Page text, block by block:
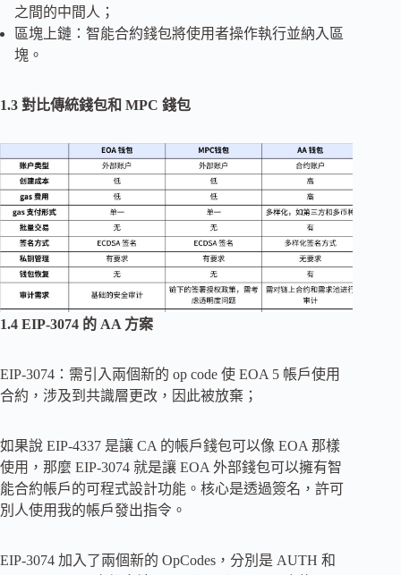
之間的中間人；
區塊上鏈：智能合約錢包將使用者操作執行並納入區
塊。
1.3 對比傳統錢包和 MPC 錢包
1.4 EIP-3074 的 AA 方案
EIP-3074：需引入兩個新的 op code 使 EOA 5 帳戶使用
合約，涉及到共識層更改，因此被放棄；
如果說 EIP-4337 是讓 CA 的帳戶錢包可以像 EOA 那樣
使用，那麼 EIP-3074 就是讓 EOA 外部錢包可以擁有智
能合約帳戶的可程式設計功能。核心是透過簽名，許可
別人使用我的帳戶發出指令。
EIP-3074 加入了兩個新的 OpCodes，分別是 AUTH 和